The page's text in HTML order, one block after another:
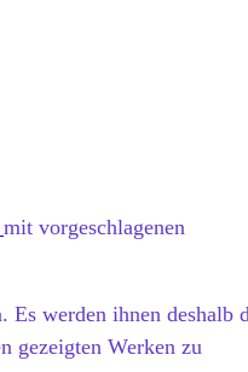
mit vorgeschlagenen
werden ihnen deshalb
gezeigten Werken zu